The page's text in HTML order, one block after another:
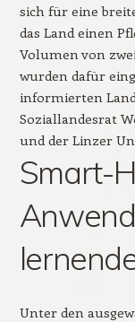
sich für eine
das Land einen
Volumen von
wurden dafür
informierten
Soziallandesrat
und der Linzer
Smart-
Unter den